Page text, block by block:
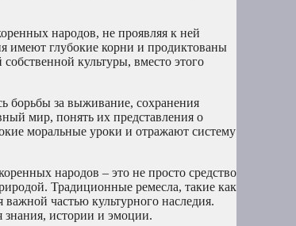
народов, не проявляя к ней
имеют глубокие корни и продиктованы
культуры, вместо этого
борьбы за выживание, сохранения
мир, понять их представления о
моральные уроки и отражают систему
народов – это не просто средство
Традиционные ремесла, такие как
важной частью культурного наследия.
истории и эмоции.